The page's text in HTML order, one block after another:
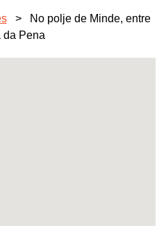
>
No polje de Minde, entre
da Pena